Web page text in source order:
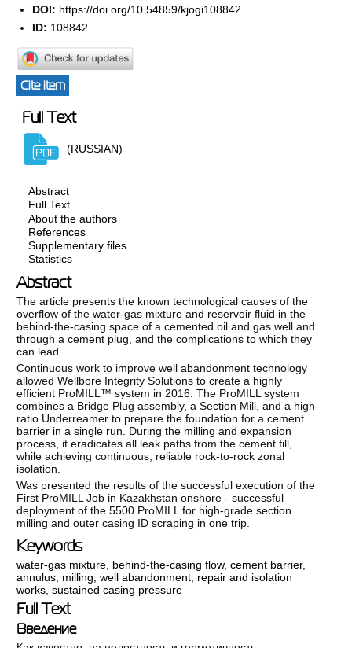
DOI: https://doi.org/10.54859/kjogi108842
ID: 108842
Cite item
Full Text
(RUSSIAN)
Abstract
Full Text
About the authors
References
Supplementary files
Statistics
Abstract
The article presents the known technological causes of the
overflow of the water-gas mixture and reservoir fluid in the
behind-the-casing space of a cemented oil and gas well and
through a cement plug, and the complications to which they
can lead.
Continuous work to improve well abandonment technology
allowed Wellbore Integrity Solutions to create a highly
efficient ProMILL™ system in 2016. The ProMILL system
combines a Bridge Plug assembly, a Section Mill, and a high-
ratio Underreamer to prepare the foundation for a cement
barrier in a single run. During the milling and expansion
process, it eradicates all leak paths from the cement fill,
while achieving continuous, reliable rock-to-rock zonal
isolation.
Was presented the results of the successful execution of the
First ProMILL Job in Kazakhstan onshore - successful
deployment of the 5500 ProMILL for high-grade section
milling and outer casing ID scraping in one trip.
Keywords
water-gas mixture behind-the-casing flow,cement barrier,
annulus milling ,well abandonment repair and isolation
works ,sustained casing pressure
Full Text
Введение